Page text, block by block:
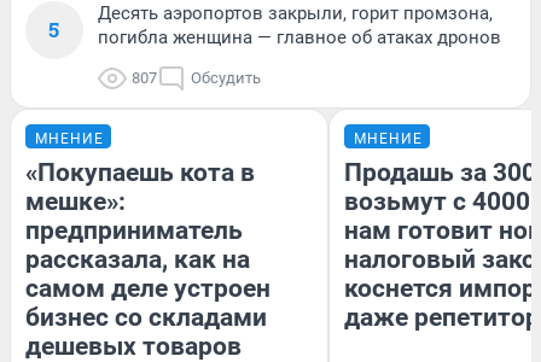
5
Десять аэропортов закрыли, горит промзона,
погибла женщина — главное об атаках дронов
807 Обсудить
МНЕНИЕ
«Покупаешь кота в
мешке»:
предприниматель
рассказала, как на
самом деле устроен
бизнес со складами
дешевых товаров
МНЕНИЕ
Продашь за
возьмут с
нам готовит
налоговый
коснется
даже